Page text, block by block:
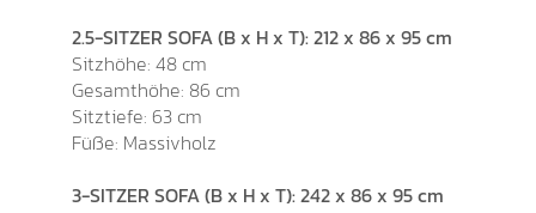
2.5-SITZER SOFA (B x H x T): 212 x 86 x 95 cm
Sitzhöhe: 48 cm
Gesamthöhe: 86 cm
Sitztiefe: 63 cm
Füße: Massivholz
3-SITZER SOFA (B x H x T): 242 x 86 x 95 cm